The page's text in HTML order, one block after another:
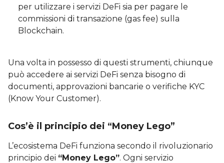
per utilizzare i servizi DeFi sia per pagare le
commissioni di transazione (gas fee) sulla
Blockchain.
Una volta in possesso di questi strumenti, chiunque
può accedere ai servizi DeFi senza bisogno di
documenti, approvazioni bancarie o verifiche KYC
(Know Your Customer).
Cos’è il principio dei “Money Lego”
L’ecosistema DeFi funziona secondo il rivoluzionario
principio dei “Money Lego”. Ogni servizio